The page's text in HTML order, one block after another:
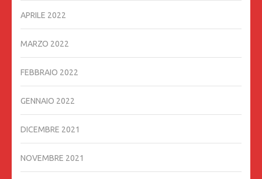
APRILE 2022
MARZO 2022
FEBBRAIO 2022
GENNAIO 2022
DICEMBRE 2021
NOVEMBRE 2021